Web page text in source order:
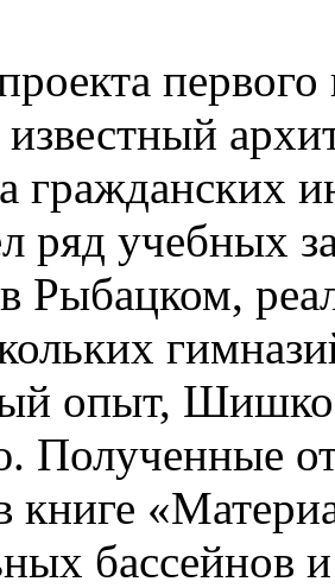
первого
гражданских
ряд учебных
Рыбацком,
опыт,
Полученные
книге
бассейнов